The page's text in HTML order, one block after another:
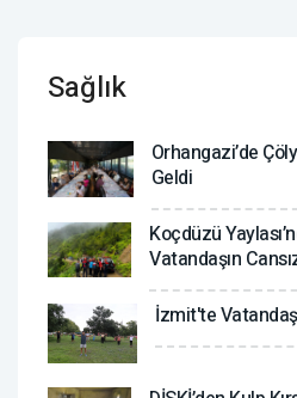
Sağlık
Orhangazi’de
Geldi
Koçdüzü
Vatandaşın
İzmit'te